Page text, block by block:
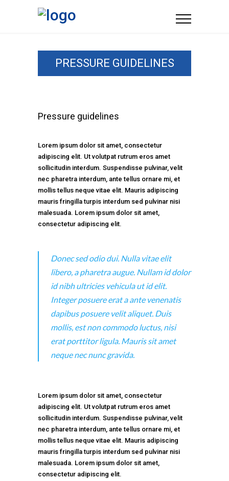
PRESSURE GUIDELINES
Pressure guidelines
Lorem ipsum dolor sit amet, consectetur
adipiscing elit. Ut volutpat rutrum eros amet
sollicitudin interdum. Suspendisse pulvinar, velit
nec pharetra interdum, ante tellus ornare mi, et
mollis tellus neque vitae elit. Mauris adipiscing
mauris fringilla turpis interdum sed pulvinar nisi
malesuada. Lorem ipsum dolor sit amet,
consectetur adipiscing elit.
Donec sed odio dui. Nulla vitae elit
libero, a pharetra augue. Nullam id dolor
id nibh ultricies vehicula ut id elit.
Integer posuere erat a ante venenatis
dapibus posuere velit aliquet. Duis
mollis, est non commodo luctus, nisi
erat porttitor ligula. Mauris sit amet
neque nec nunc gravida.
Lorem ipsum dolor sit amet, consectetur
adipiscing elit. Ut volutpat rutrum eros amet
sollicitudin interdum. Suspendisse pulvinar, velit
nec pharetra interdum, ante tellus ornare mi, et
mollis tellus neque vitae elit. Mauris adipiscing
mauris fringilla turpis interdum sed pulvinar nisi
malesuada. Lorem ipsum dolor sit amet,
consectetur adipiscing elit.